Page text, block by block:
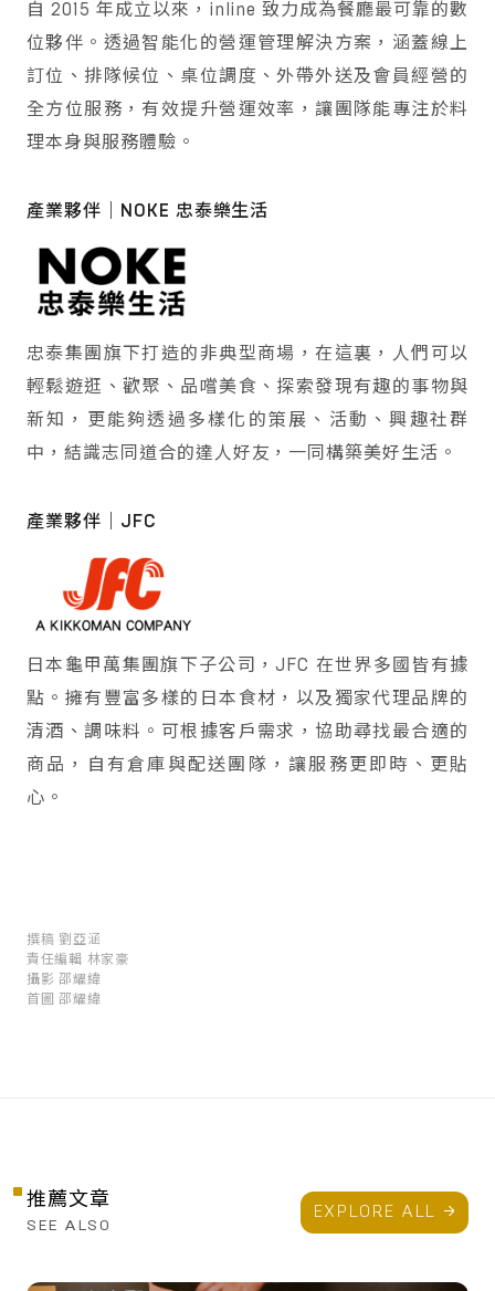
自 2015 年成立以來，inline 致力成為餐廳最可靠的數
位夥伴。透過智能化的營運管理解決方案，涵蓋線上
訂位、排隊候位、桌位調度、外帶外送及會員經營的
全方位服務，有效提升營運效率，讓團隊能專注於料
理本身與服務體驗。
產業夥伴｜NOKE 忠泰樂生活
忠泰集團旗下打造的非典型商場，在這裏，人們可以
輕鬆遊逛、歡聚、品嚐美食、探索發現有趣的事物與
新知，更能夠透過多樣化的策展、活動、興趣社群
中，結識志同道合的達人好友，一同構築美好生活。
產業夥伴｜JFC
日本龜甲萬集團旗下子公司，JFC 在世界多國皆有據
點。擁有豐富多樣的日本食材，以及獨家代理品牌的
清酒、調味料。可根據客戶需求，協助尋找最合適的
商品，自有倉庫與配送團隊，讓服務更即時、更貼
心。
撰稿 劉亞涵
責任編輯 林家豪
攝影 邵耀緯
首圖 邵耀緯
推薦文章
SEE ALSO
EXPLORE ALL